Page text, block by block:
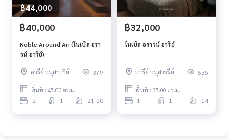
฿44,000
฿40,000
Noble Around Ari (โนเบิล อรา
วน์ อารีย์)
อารีย์ อนุสาวรีย์ 379
พื้นที่ : 45.00 ตร.ม.
2 1 21-50
฿32,000
โนเบิล อราวน์ อารีย์
อารีย์ อนุสาวรีย์ 635
พื้นที่ : 35.00 ตร.ม.
1 1 14